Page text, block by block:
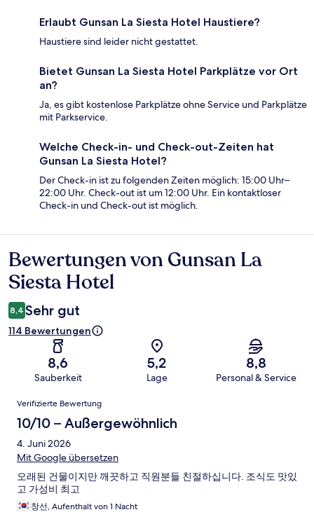
Erlaubt Gunsan La Siesta Hotel Haustiere?
Haustiere sind leider nicht gestattet.
Bietet Gunsan La Siesta Hotel Parkplätze vor Ort
an?
Ja, es gibt kostenlose Parkplätze ohne Service und Parkplätze
mit Parkservice.
Welche Check-in- und Check-out-Zeiten hat
Gunsan La Siesta Hotel?
Der Check-in ist zu folgenden Zeiten möglich: 15:00 Uhr–
22:00 Uhr. Check-out ist um 12:00 Uhr. Ein kontaktloser
Check-in und Check-out ist möglich.
Bewertungen
Bewertungen von Gunsan La
Siesta Hotel
8,4 Sehr gut
114 Bewertungen
8,6
Sauberkeit
5,2
Lage
8,8
Personal & Service
Bewertungen
Verifizierte Bewertung
10/10 – Außergewöhnlich
4. Juni 2026
Mit Google übersetzen
오래된 건물이지만 깨끗하고 직원분들 친절하십니다. 조식도 맛있
고 가성비 최고
창선, Aufenthalt von 1 Nacht